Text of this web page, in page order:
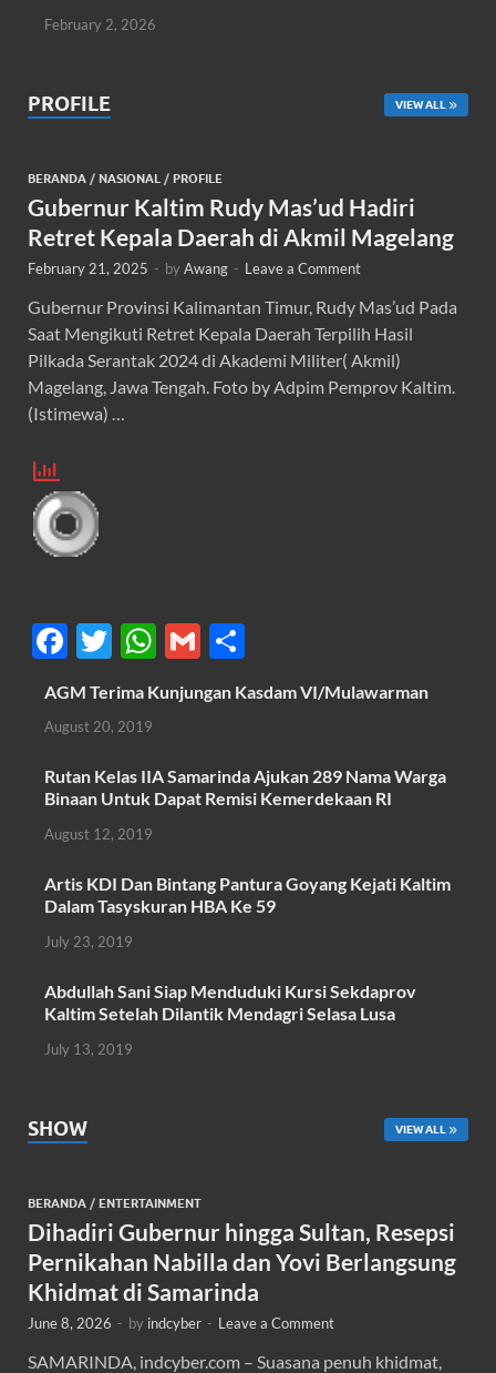
February 2, 2026
PROFILE VIEW ALL
BERANDA / NASIONAL / PROFILE
Gubernur Kaltim Rudy Mas’ud Hadiri
Retret Kepala Daerah di Akmil Magelang
February 21, 2025 - byAwang - Leave a Comment
Gubernur Provinsi Kalimantan Timur, Rudy Mas’ud Pada
Saat Mengikuti Retret Kepala Daerah Terpilih Hasil
Pilkada Serantak 2024 di Akademi Militer( Akmil)
Magelang, Jawa Tengah. Foto by Adpim Pemprov Kaltim.
(Istimewa) …
F
ac
e
b
o
o
k
T
w
itt
er
W
h
at
A
p
G
ail
h
ar
AGM Terima Kunjungan Kasdam VI/Mulawarman
August 20, 2019
Rutan Kelas IIA Samarinda Ajukan 289 Nama Warga
Binaan Untuk Dapat Remisi Kemerdekaan RI
August 12, 2019
Artis KDI Dan Bintang Pantura Goyang Kejati Kaltim
Dalam Tasyskuran HBA Ke 59
July 23, 2019
Abdullah Sani Siap Menduduki Kursi Sekdaprov
Kaltim Setelah Dilantik Mendagri Selasa Lusa
July 13, 2019
SHOW VIEW ALL
BERANDA / ENTERTAINMENT
Dihadiri Gubernur hingga Sultan, Resepsi
Pernikahan Nabilla dan Yovi Berlangsung
Khidmat di Samarinda
June 8, 2026 - by indcyber - Leave a Comment
SAMARINDA, indcyber.com – Suasana penuh khidmat,